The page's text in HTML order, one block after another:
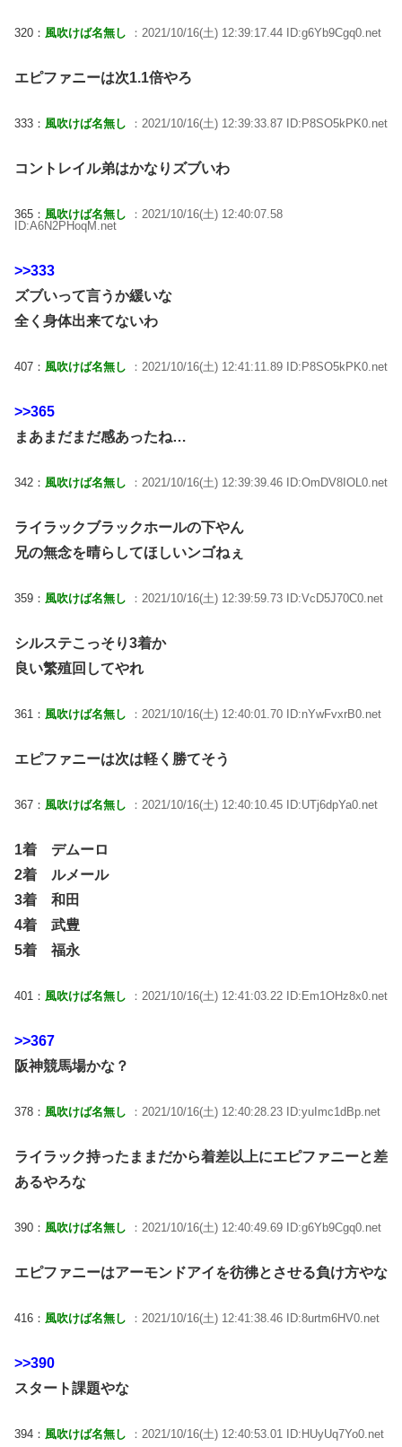
320： 風吹けば名無し ：2021/10/16(土) 12:39:17.44 ID:g6Yb9Cgq0.net
エピファニーは次1.1倍やろ
333： 風吹けば名無し ：2021/10/16(土) 12:39:33.87 ID:P8SO5kPK0.net
コントレイル弟はかなりズブいわ
365： 風吹けば名無し
：2021/10/16(土) 12:40:07.58
ID:A6N2PHoqM.net
>>333
ズブいって言うか緩いな
全く身体出来てないわ
407： 風吹けば名無し ：2021/10/16(土) 12:41:11.89 ID:P8SO5kPK0.net
>>365
まあまだまだ感あったね…
342： 風吹けば名無し ：2021/10/16(土) 12:39:39.46 ID:OmDV8IOL0.net
ライラックブラックホールの下やん
兄の無念を晴らしてほしいンゴねぇ
359： 風吹けば名無し ：2021/10/16(土) 12:39:59.73 ID:VcD5J70C0.net
シルステこっそり3着か
良い繁殖回してやれ
361： 風吹けば名無し ：2021/10/16(土) 12:40:01.70 ID:nYwFvxrB0.net
エピファニーは次は軽く勝てそう
367： 風吹けば名無し ：2021/10/16(土) 12:40:10.45 ID:UTj6dpYa0.net
1着 デムーロ
2着 ルメール
3着 和田
4着 武豊
5着 福永
401： 風吹けば名無し ：2021/10/16(土) 12:41:03.22 ID:Em1OHz8x0.net
>>367
阪神競馬場かな？
378： 風吹けば名無し ：2021/10/16(土) 12:40:28.23 ID:yuImc1dBp.net
ライラック持ったままだから着差以上にエピファニーと差
あるやろな
390： 風吹けば名無し ：2021/10/16(土) 12:40:49.69 ID:g6Yb9Cgq0.net
エピファニーはアーモンドアイを彷彿とさせる負け方やな
416： 風吹けば名無し ：2021/10/16(土) 12:41:38.46 ID:8urtm6HV0.net
>>390
スタート課題やな
394： 風吹けば名無し ：2021/10/16(土) 12:40:53.01 ID:HUyUq7Yo0.net